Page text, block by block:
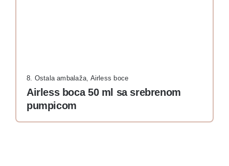
Airless boca 50 ml sa srebrenom
pumpicom
8. Ostala ambalaža, Airless boce